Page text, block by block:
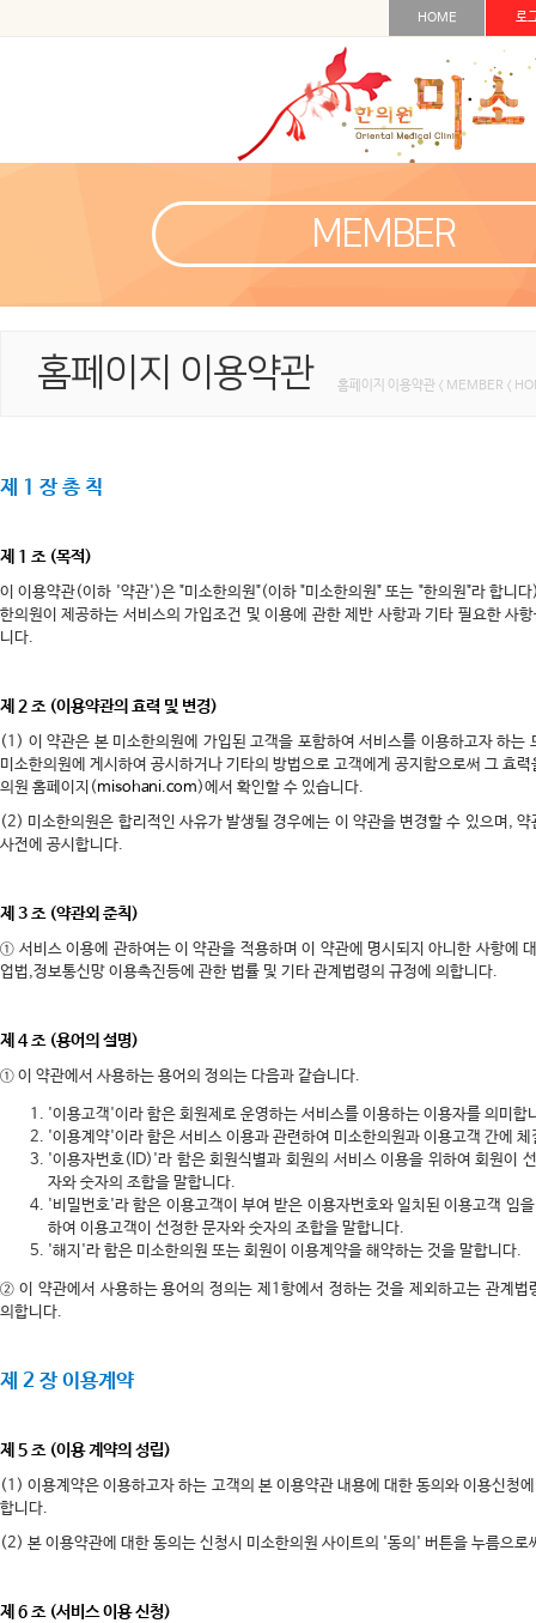
HOME 로
MEMBER
홈페이지 이용약관 홈페이지 이용약관 < MEMBER <
제 1 장 총 칙
제 1 조 (목적)
이 이용약관(이하 '약관')은 "미소한의원"(이하 "미소한의원" 또는 "한의원"라 합니
한의원이 제공하는 서비스의 가입조건 및 이용에 관한 제반 사항과 기타 필요한 사
니다.
제 2 조 (이용약관의 효력 및 변경)
(1) 이 약관은 본 미소한의원에 가입된 고객을 포함하여 서비스를 이용하고자 하는
미소한의원에 게시하여 공시하거나 기타의 방법으로 고객에게 공지함으로써 그 효
의원 홈페이지(misohani.com)에서 확인할 수 있습니다.
(2) 미소한의원은 합리적인 사유가 발생될 경우에는 이 약관을 변경할 수 있으며,
사전에 공시합니다.
제 3 조 (약관외 준칙)
① 서비스 이용에 관하여는 이 약관을 적용하며 이 약관에 명시되지 아니한 사항에
업법,정보통신망 이용촉진등에 관한 법률 및 기타 관계법령의 규정에 의합니다.
제 4 조 (용어의 설명)
① 이 약관에서 사용하는 용어의 정의는 다음과 같습니다.
'이용고객'이라 함은 회원제로 운영하는 서비스를 이용하는 이용자를 의미합
'이용계약'이라 함은 서비스 이용과 관련하여 미소한의원과 이용고객 간에
'이용자번호(ID)'라 함은 회원식별과 회원의 서비스 이용을 위하여 회원이
자와 숫자의 조합을 말합니다.
'비밀번호'라 함은 이용고객이 부여 받은 이용자번호와 일치된 이용고객 임
하여 이용고객이 선정한 문자와 숫자의 조합을 말합니다.
'해지'라 함은 미소한의원 또는 회원이 이용계약을 해약하는 것을 말합니다.
② 이 약관에서 사용하는 용어의 정의는 제1항에서 정하는 것을 제외하고는 관계법
의합니다.
제 2 장 이용계약
제 5 조 (이용 계약의 성립)
(1) 이용계약은 이용하고자 하는 고객의 본 이용약관 내용에 대한 동의와 이용신청
합니다.
(2) 본 이용약관에 대한 동의는 신청시 미소한의원 사이트의 '동의' 버튼을 누름으로
제 6 조 (서비스 이용 신청)